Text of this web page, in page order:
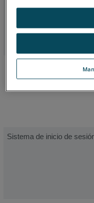
Sistema de inicio de